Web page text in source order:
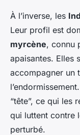
À l’inverse, les
Leur profil est
myrcène, connu
apaisantes. Elles
accompagner un
“tête”, ce qui les
qui luttent contre
perturbé.